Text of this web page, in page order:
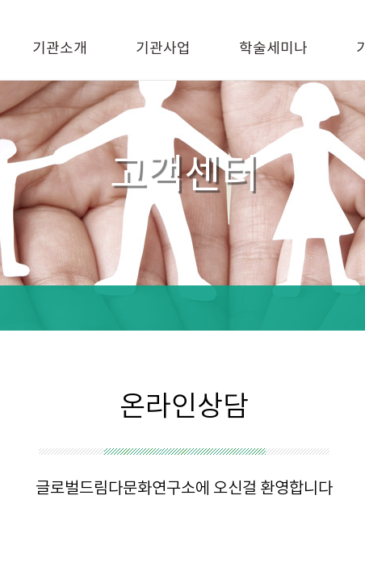
기관소개 기관사업 학술세미나
고객센터
온라인상담
글로벌드림다문화연구소에 오신걸 환영합니다